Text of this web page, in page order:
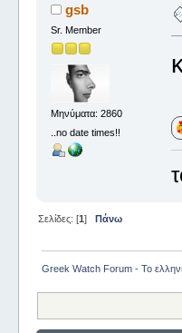
gsb
Sr. Member
Μηνύματα: 2860
..no date times!!
Σελίδες: [1 ] Πάνω
Greek Watch Forum - Το